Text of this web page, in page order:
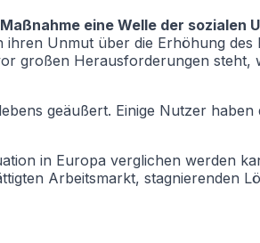
eine Welle der sozialen
Unmut über die Erhöhung des
großen Herausforderungen steht,
geäußert. Einige Nutzer haben
in Europa verglichen werden
Arbeitsmarkt, stagnierenden